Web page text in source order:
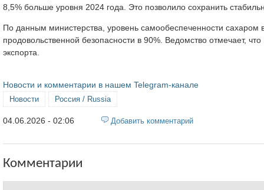
8,5% больше уровня 2024 года. Это позволило сохранить
По данным министерства, уровень самообеспеченности сахаром
продовольственной безопасности в 90%. Ведомство отмечает,
экспорта.
Новости и комментарии в нашем Telegram-канале
Новости Россия / Russia
04.06.2026 - 02:06 Добавить комментарий
Комментарии